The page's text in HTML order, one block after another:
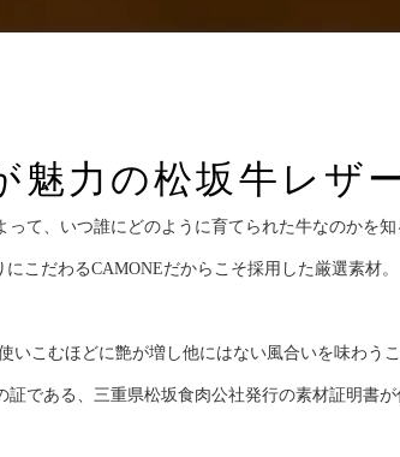
魅力の松坂牛レザ
て、いつ誰にどのように育てられた牛なのかを知
こだわるCAMONEだからこそ採用した厳選素材。
いこむほどに艶が増し他にはない風合いを味わうこ
である、三重県松坂食肉公社発行の素材証明書が